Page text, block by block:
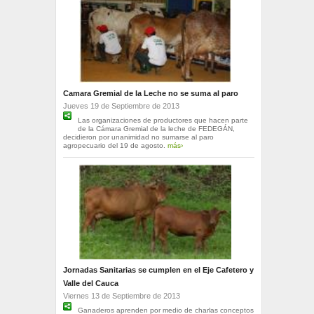
Camara Gremial de la Leche no se suma al paro
Jueves 19 de Septiembre de 2013
Las organizaciones de productores que hacen parte
de la Cámara Gremial de la leche de FEDEGÁN,
decidieron por unanimidad no sumarse al paro
agropecuario del 19 de agosto. más›
Jornadas Sanitarias se cumplen en el Eje Cafetero y
Valle del Cauca
Viernes 13 de Septiembre de 2013
Ganaderos aprenden por medio de charlas conceptos